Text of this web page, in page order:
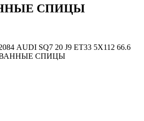
СПИЦЫ
AUDI SQ7 20 J9 ET33 5X112 66.6
СПИЦЫ